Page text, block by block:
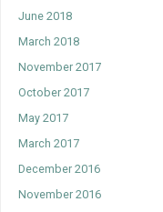
June 2018
March 2018
November 2017
October 2017
May 2017
March 2017
December 2016
November 2016